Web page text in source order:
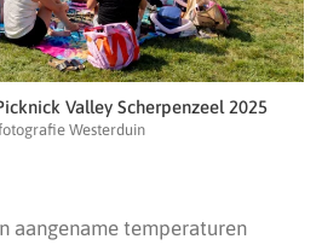
Valley Scherpenzeel 2025
Westerduin
aangename temperaturen